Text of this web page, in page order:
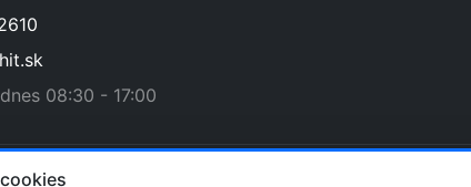
dnes 08:30 - 17:00